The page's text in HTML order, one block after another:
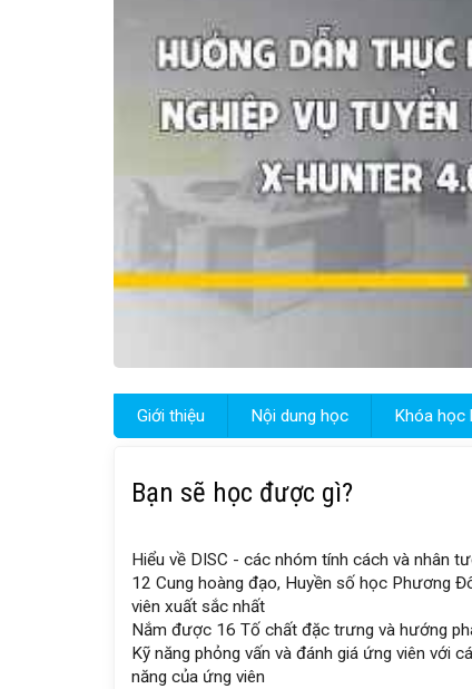
Giới thiệu Nội dung học Khóa học
Bạn sẽ học được gì?
Hiểu về DISC - các nhóm tính cách và nhân
12 Cung hoàng đạo, Huyền số học Phương
viên xuất sắc nhất
Nắm được 16 Tố chất đặc trưng và hướng
Kỹ năng phỏng vấn và đánh giá ứng viên với
năng của ứng viên